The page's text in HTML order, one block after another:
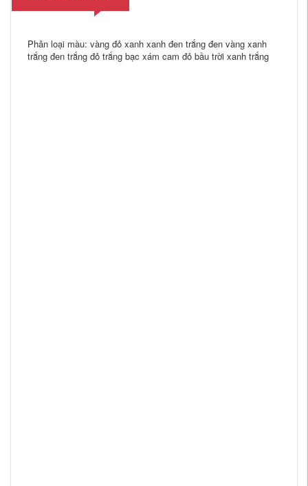
Phân loại màu: vàng đỏ xanh xanh đen trắng đen vàng xanh
trắng đen trắng đỏ trắng bạc xám cam đỏ bầu trời xanh trắng